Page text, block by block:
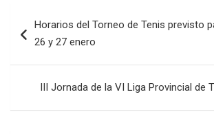
de
Horarios del Torneo de Tenis previsto
26 y 27 enero
III Jornada de la VI Liga Provincial de